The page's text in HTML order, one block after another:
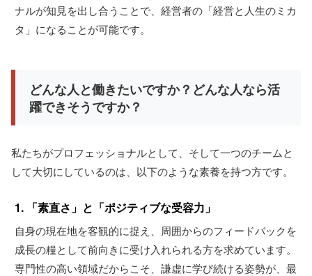
ナルが知見を出し合うことで、経営者の「経営と人生のミカ
タ」になることが可能です。
どんな人と働きたいですか？どんな人なら活
躍できそうですか？
私たちがプロフェッショナルとして、そして一つのチームと
して大切にしているのは、以下のような素養を持つ方です。
1. 「素直さ」と「ポジティブな受容力」
自身の現在地を客観的に捉え、周囲からのフィードバックを
成長の糧として前向きに受け入れられる方を求めています。
専門性の高い領域だからこそ、謙虚に学び続ける姿勢が、最